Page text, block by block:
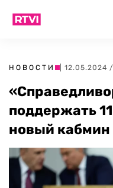
НОВОСТИ | 12.05.2024
поддержать
новый кабмин